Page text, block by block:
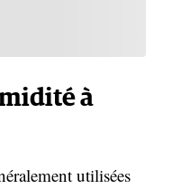
à
utilisées